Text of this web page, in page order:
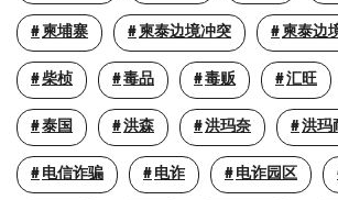
柬埔寨 柬泰边境冲突 柬泰边
柴桢 毒品 毒贩 汇旺
泰国 洪森 洪玛奈 洪玛
电信诈骗 电诈 电诈园区